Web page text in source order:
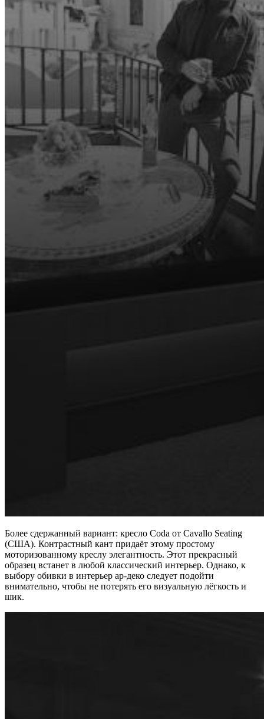
Более сдержанный вариант: кресло Coda от Cavallo Seating
(США). Контрастный кант придаёт этому простому
моторизованному креслу элегантность. Этот прекрасный
образец встанет в любой классический интерьер. Однако, к
выбору обивки в интерьер ар-деко следует подойти
внимательно, чтобы не потерять его визуальную лёгкость и
шик.